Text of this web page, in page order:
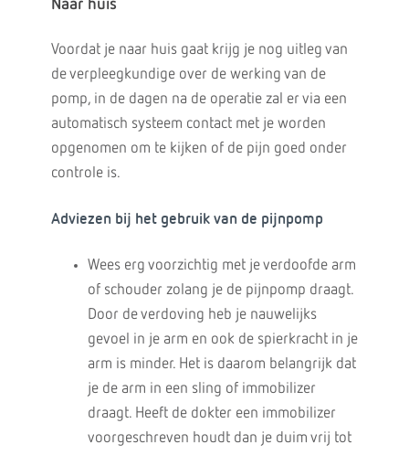
Naar huis
Voordat je naar huis gaat krijg je nog uitleg van
de verpleegkundige over de werking van de
pomp, in de dagen na de operatie zal er via een
automatisch systeem contact met je worden
opgenomen om te kijken of de pijn goed onder
controle is.
Adviezen bij het gebruik van de pijnpomp
Wees erg voorzichtig met je verdoofde arm
of schouder zolang je de pijnpomp draagt.
Door de verdoving heb je nauwelijks
gevoel in je arm en ook de spierkracht in je
arm is minder. Het is daarom belangrijk dat
je de arm in een sling of immobilizer
draagt. Heeft de dokter een immobilizer
voorgeschreven houdt dan je duim vrij tot